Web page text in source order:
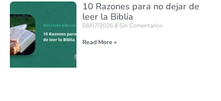
10 Razones para no dejar de
leer la Biblia
08/07/2026 Sin Comentarios
Read More »